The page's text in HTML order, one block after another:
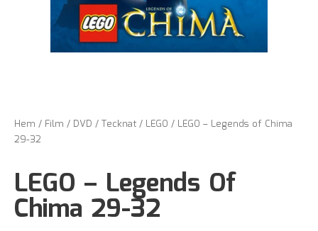
Hem / Film / DVD /Tecknat/ LEGO / LEGO – Legends of Chima
29-32
LEGO – Legends Of
Chima 29-32